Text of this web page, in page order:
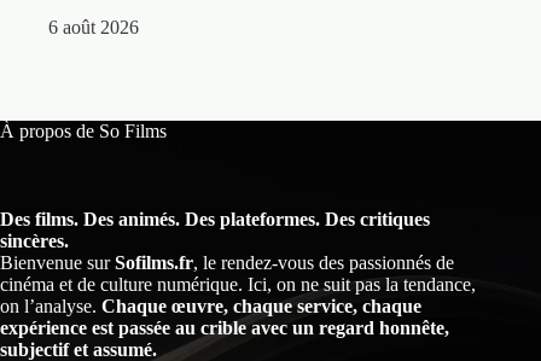
6 août 2026
À propos de So Films
Des films. Des animés. Des plateformes. Des critiques
sincères.
Bienvenue surSofilms.fr, le rendez-vous des passionnés de
cinéma et de culture numérique. Ici, on ne suit pas la tendance,
on l’analyse. Chaque œuvre, chaque service, chaque
expérience est passée au crible avec un regard honnête,
subjectif et assumé.